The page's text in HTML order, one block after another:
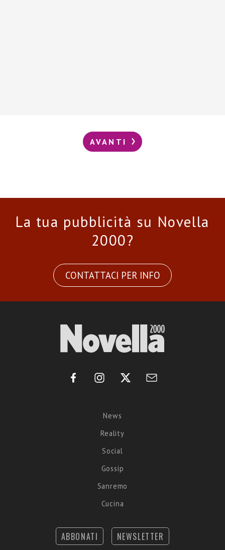
AVANTI
La tua pubblicità su Novella
2000?
CONTATTACI PER INFO
News
Reality
Social
Gossip
Sanremo
Cucina
ABBONATI NEWSLETTER